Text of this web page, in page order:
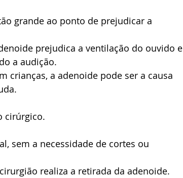
grande ao ponto de prejudicar a
prejudica a ventilação do ouvido e
a audição.
crianças, a adenoide pode ser a causa
cirúrgico.
sem a necessidade de cortes ou
realiza a retirada da adenoide.